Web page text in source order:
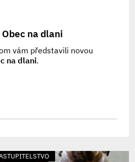
na dlani
vám představili novou
na dlani.